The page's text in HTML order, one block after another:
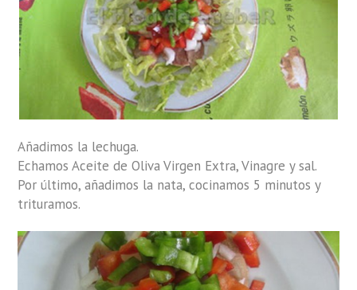
Añadimos la lechuga.
Echamos Aceite de Oliva Virgen Extra, Vinagre y sal.
Por último, añadimos la nata, cocinamos 5 minutos y
trituramos.